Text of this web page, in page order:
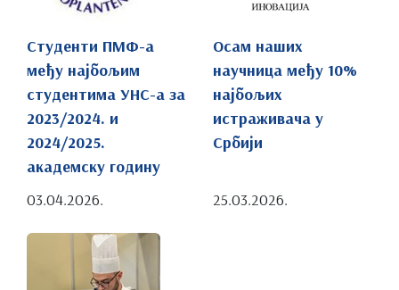
Студенти ПМФ-а
међу најбољим
студентима УНС-а за
2023/2024. и
2024/2025.
академску годину
03.04.2026.
Осам наших
научница међу 10%
најбољих
истраживача у
Србији
25.03.2026.